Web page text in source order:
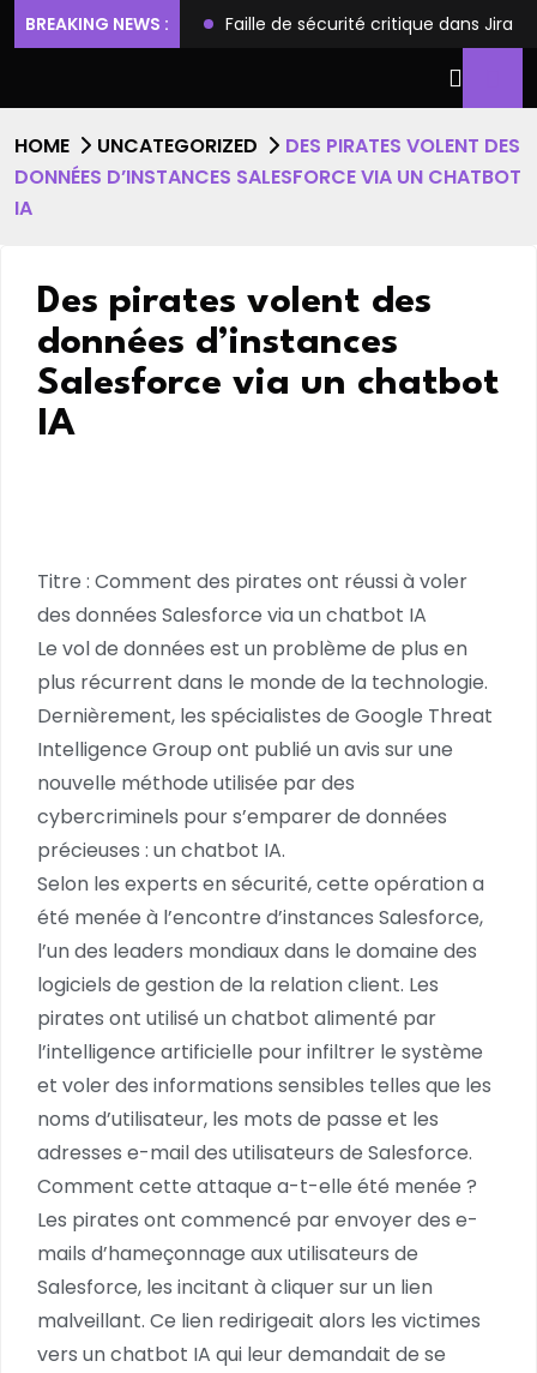
BREAKING NEWS :
et l’accès root Faille de sécurité critique dans Jira
HOME UNCATEGORIZED
DES PIRATES VOLENT DES
DONNÉES D’INSTANCES SALESFORCE VIA UN CHATBOT
IA
Des pirates volent des
données d’instances
Salesforce via un chatbot
IA
Titre : Comment des pirates ont réussi à voler
des données Salesforce via un chatbot IA
Le vol de données est un problème de plus en
plus récurrent dans le monde de la technologie.
Dernièrement, les spécialistes de Google Threat
Intelligence Group ont publié un avis sur une
nouvelle méthode utilisée par des
cybercriminels pour s’emparer de données
précieuses : un chatbot IA.
Selon les experts en sécurité, cette opération a
été menée à l’encontre d’instances Salesforce,
l’un des leaders mondiaux dans le domaine des
logiciels de gestion de la relation client. Les
pirates ont utilisé un chatbot alimenté par
l’intelligence artificielle pour infiltrer le système
et voler des informations sensibles telles que les
noms d’utilisateur, les mots de passe et les
adresses e-mail des utilisateurs de Salesforce.
Comment cette attaque a-t-elle été menée ?
Les pirates ont commencé par envoyer des e-
mails d’hameçonnage aux utilisateurs de
Salesforce, les incitant à cliquer sur un lien
malveillant. Ce lien redirigeait alors les victimes
vers un chatbot IA qui leur demandait de se